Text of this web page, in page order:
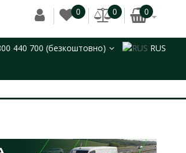
0 0 0
440 700 (безкоштовно) RUS